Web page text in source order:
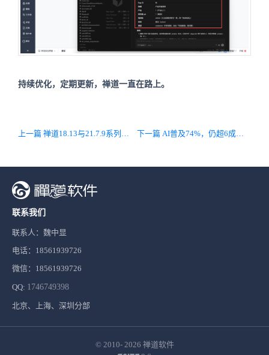
持续优化，定期更新，禅道一直在路上。
下一篇 AI普及74%，仍超6成团队陷延期？｜2025年 IT行业项目管理全景报告
联系我们
联系人：魏中显
电话：18561939726
微信：18561939726
QQ: 1746749398
北京、上海、深圳分部
© 2010- 2026 禅道软件